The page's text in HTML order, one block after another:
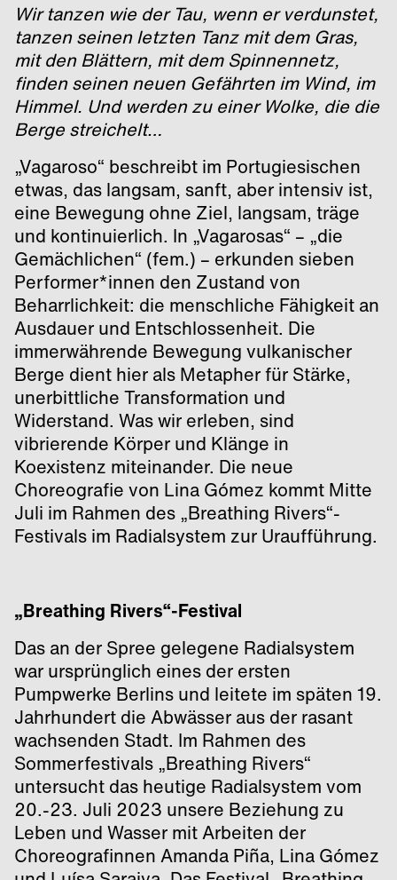
Wir tanzen wie der Tau, wenn er verdunstet,
tanzen seinen letzten Tanz mit dem Gras,
mit den Blättern, mit dem Spinnennetz,
finden seinen neuen Gefährten im Wind, im
Himmel. Und werden zu einer Wolke, die die
Berge streichelt…
„Vagaroso“ beschreibt im Portugiesischen
etwas, das langsam, sanft, aber intensiv ist,
eine Bewegung ohne Ziel, langsam, träge
und kontinuierlich. In „Vagarosas“ – „die
Gemächlichen“ (fem.) – erkunden sieben
Performer*innen den Zustand von
Beharrlichkeit: die menschliche Fähigkeit an
Ausdauer und Entschlossenheit. Die
immerwährende Bewegung vulkanischer
Berge dient hier als Metapher für Stärke,
unerbittliche Transformation und
Widerstand. Was wir erleben, sind
vibrierende Körper und Klänge in
Koexistenz miteinander. Die neue
Choreografie von Lina Gómez kommt Mitte
Juli im Rahmen des „Breathing Rivers“-
Festivals im Radialsystem zur Uraufführung.
„Breathing Rivers“-Festival
Das an der Spree gelegene Radialsystem
war ursprünglich eines der ersten
Pumpwerke Berlins und leitete im späten 19.
Jahrhundert die Abwässer aus der rasant
wachsenden Stadt. Im Rahmen des
Sommerfestivals „Breathing Rivers“
untersucht das heutige Radialsystem vom
20.-23. Juli 2023 unsere Beziehung zu
Leben und Wasser mit Arbeiten der
Choreografinnen Amanda Piña, Lina Gómez